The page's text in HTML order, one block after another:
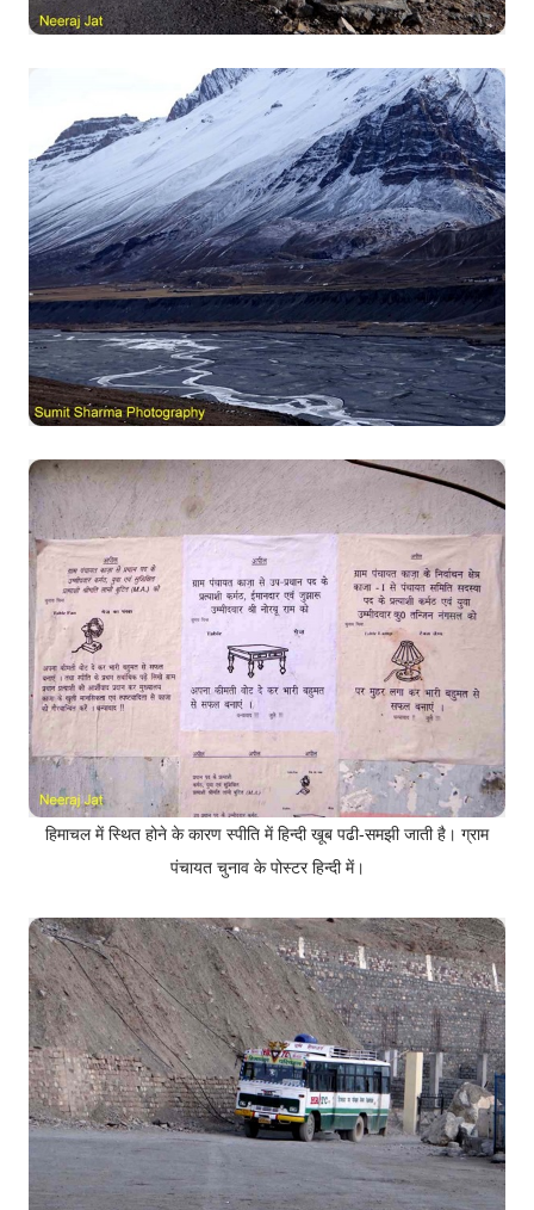
हिमाचल में स्थित होने के कारण स्पीति में हिन्दी खूब पढी-समझी जाती है। ग्राम
पंचायत चुनाव के पोस्टर हिन्दी में।